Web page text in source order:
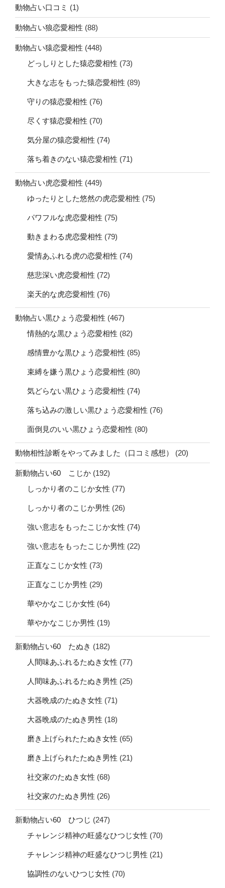
動物占い口コミ (1)
動物占い狼恋愛相性 (88)
動物占い猿恋愛相性 (448)
どっしりとした猿恋愛相性 (73)
大きな志をもった猿恋愛相性 (89)
守りの猿恋愛相性 (76)
尽くす猿恋愛相性 (70)
気分屋の猿恋愛相性 (74)
落ち着きのない猿恋愛相性 (71)
動物占い虎恋愛相性 (449)
ゆったりとした悠然の虎恋愛相性 (75)
パワフルな虎恋愛相性 (75)
動きまわる虎恋愛相性 (79)
愛情あふれる虎の恋愛相性 (74)
慈悲深い虎恋愛相性 (72)
楽天的な虎恋愛相性 (76)
動物占い黒ひょう恋愛相性 (467)
情熱的な黒ひょう恋愛相性 (82)
感情豊かな黒ひょう恋愛相性 (85)
束縛を嫌う黒ひょう恋愛相性 (80)
気どらない黒ひょう恋愛相性 (74)
落ち込みの激しい黒ひょう恋愛相性 (76)
面倒見のいい黒ひょう恋愛相性 (80)
動物相性診断をやってみました（口コミ感想） (20)
新動物占い60 こじか (192)
しっかり者のこじか女性 (77)
しっかり者のこじか男性 (26)
強い意志をもったこじか女性 (74)
強い意志をもったこじか男性 (22)
正直なこじか女性 (73)
正直なこじか男性 (29)
華やかなこじか女性 (64)
華やかなこじか男性 (19)
新動物占い60 たぬき (182)
人間味あふれるたぬき女性 (77)
人間味あふれるたぬき男性 (25)
大器晩成のたぬき女性 (71)
大器晩成のたぬき男性 (18)
磨き上げられたたぬき女性 (65)
磨き上げられたたぬき男性 (21)
社交家のたぬき女性 (68)
社交家のたぬき男性 (26)
新動物占い60 ひつじ (247)
チャレンジ精神の旺盛なひつじ女性 (70)
チャレンジ精神の旺盛なひつじ男性 (21)
協調性のないひつじ女性 (70)